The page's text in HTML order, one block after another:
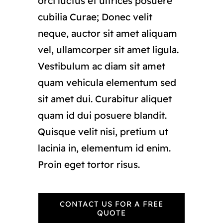
cubilia Curae; Donec velit
neque, auctor sit amet aliquam
vel, ullamcorper sit amet ligula.
Vestibulum ac diam sit amet
quam vehicula elementum sed
sit amet dui. Curabitur aliquet
quam id dui posuere blandit.
Quisque velit nisi, pretium ut
lacinia in, elementum id enim.
Proin eget tortor risus.
CONTACT US FOR A FREE
QUOTE